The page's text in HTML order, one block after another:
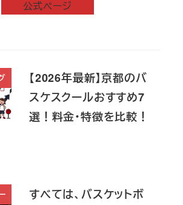
公式ページ
【2026年最新】京都のバ
スケスクールおすすめ7
選！料金・特徴を比較！
すべては、バスケットボ